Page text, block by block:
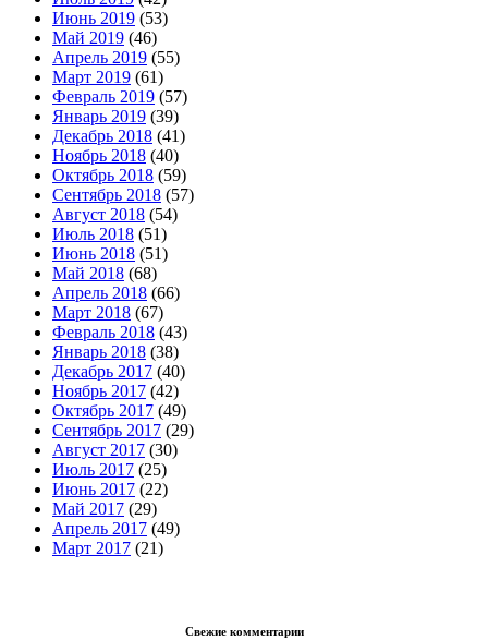
Июнь 2019 (53)
Май 2019 (46)
Апрель 2019 (55)
Март 2019 (61)
Февраль 2019 (57)
Январь 2019 (39)
Декабрь 2018 (41)
Ноябрь 2018 (40)
Октябрь 2018 (59)
Сентябрь 2018 (57)
Август 2018 (54)
Июль 2018 (51)
Июнь 2018 (51)
Май 2018 (68)
Апрель 2018 (66)
Март 2018 (67)
Февраль 2018 (43)
Январь 2018 (38)
Декабрь 2017 (40)
Ноябрь 2017 (42)
Октябрь 2017 (49)
Сентябрь 2017 (29)
Август 2017 (30)
Июль 2017 (25)
Июнь 2017 (22)
Май 2017 (29)
Апрель 2017 (49)
Март 2017 (21)
Свежие комментарии